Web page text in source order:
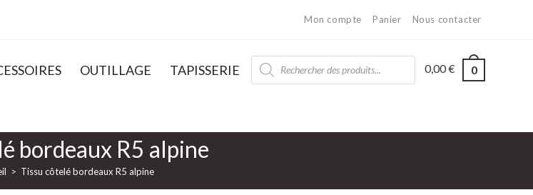
Mon compte Panier Nous contacter
OUTILLAGE TAPISSERIE 0,00€ 0
bordeaux R5 alpine
> Tissu côtelé bordeaux R5 alpine